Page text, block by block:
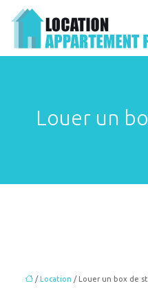
Louer un
/Location / Louer un box de